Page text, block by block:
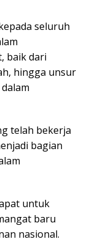
seluruh
baik dari
hingga unsur
telah bekerja
bagian
untuk
baru
nasional.